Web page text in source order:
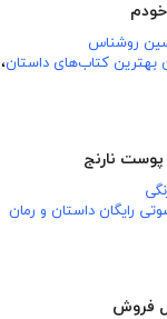
روشناس
بهترین کتاب‌های داستان،
نارنج
رایگان داستان و رمان
فروش